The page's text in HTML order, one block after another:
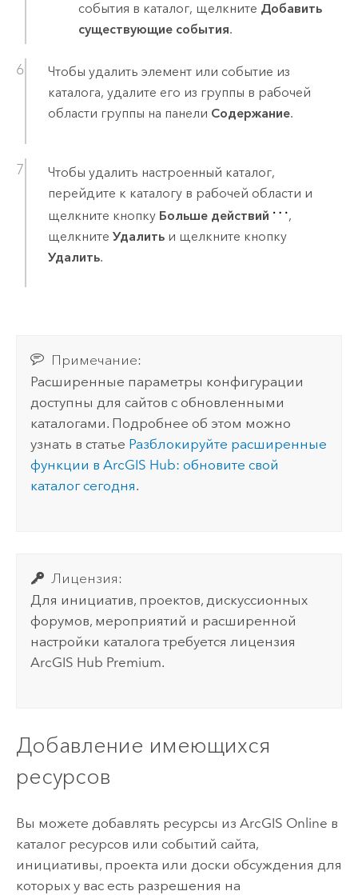
события в каталог, щелкните Добавить
существующие события.
Чтобы удалить элемент или событие из
каталога, удалите его из группы в рабочей
области группы на панели Содержание.
Чтобы удалить настроенный каталог,
перейдите к каталогу в рабочей области и
щелкните кнопку Больше действий
,
щелкните Удалитьи щелкните кнопку
Удалить.
Примечание:
Расширенные параметры конфигурации
доступны для сайтов с обновленными
каталогами. Подробнее об этом можно
узнать в статье Разблокируйте расширенные
функции в ArcGIS Hub: обновите свой
каталог сегодня.
Лицензия:
Для инициатив, проектов, дискуссионных
форумов, мероприятий и расширенной
настройки каталога требуется лицензия
ArcGIS Hub Premium.
Добавление имеющихся
ресурсов
Вы можете добавлять ресурсы из ArcGIS Online в
каталог ресурсов или событий сайта,
инициативы, проекта или доски обсуждения для
которых у вас есть разрешения на